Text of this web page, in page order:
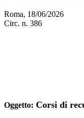
Roma, 18/06/2026
Circ. n. 386
Oggetto: Corsi di